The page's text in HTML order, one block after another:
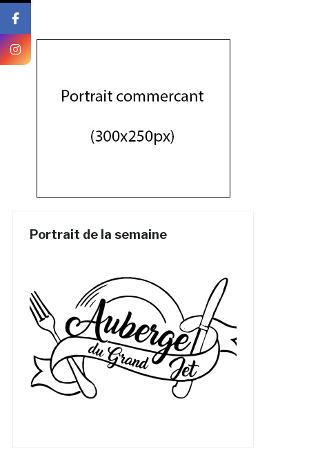
Portrait de la semaine